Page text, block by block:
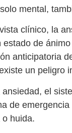
mental,
clínico, la
de
anticipatoria
un peligro
el
de
huida.